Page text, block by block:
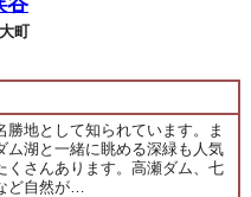
町
地として知られています。ま
ム湖と一緒に眺める深緑も人気
くさんあります。高瀬ダム、七
ど自然が…